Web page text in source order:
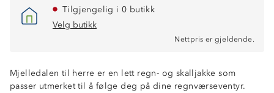
Tilgjengelig i 0 butikk
Velg butikk
Nettpris er gjeldende.
Mjelledalen til herre er en lett regn- og skalljakke som
passer utmerket til å følge deg på dine regnværseventyr.
Vindtett
Refleksdetaljer